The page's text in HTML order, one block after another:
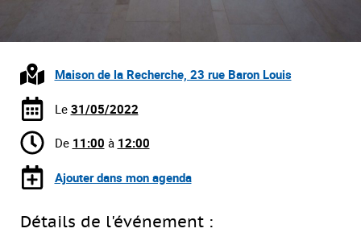
Maison de la Recherche, 23 rue Baron Louis
Le 31/05/2022
De 11:00 à 12:00
Ajouter dans mon agenda
Détails de l'événement :